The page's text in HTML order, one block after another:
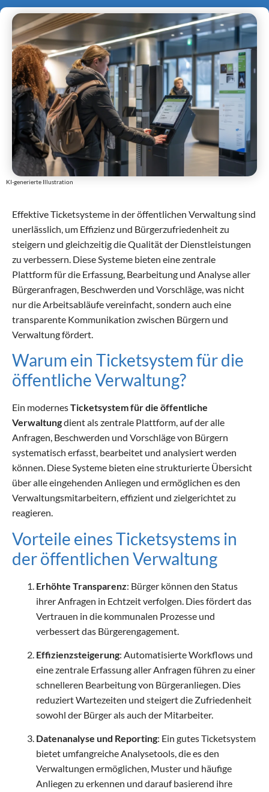
KI-generierte Illustration
Effektive Ticketsysteme in der öffentlichen Verwaltung sind
unerlässlich, um Effizienz und Bürgerzufriedenheit zu
steigern und gleichzeitig die Qualität der Dienstleistungen
zu verbessern. Diese Systeme bieten eine zentrale
Plattform für die Erfassung, Bearbeitung und Analyse aller
Bürgeranfragen, Beschwerden und Vorschläge, was nicht
nur die Arbeitsabläufe vereinfacht, sondern auch eine
transparente Kommunikation zwischen Bürgern und
Verwaltung fördert.
Warum ein Ticketsystem für die
öffentliche Verwaltung?
Ein modernesTicketsystem für die öffentliche
Verwaltungdient als zentrale Plattform, auf der alle
Anfragen, Beschwerden und Vorschläge von Bürgern
systematisch erfasst, bearbeitet und analysiert werden
können. Diese Systeme bieten eine strukturierte Übersicht
über alle eingehenden Anliegen und ermöglichen es den
Verwaltungsmitarbeitern, effizient und zielgerichtet zu
reagieren.
Vorteile eines Ticketsystems in
der öffentlichen Verwaltung
Erhöhte Transparenz: Bürger können den Status
ihrer Anfragen in Echtzeit verfolgen. Dies fördert das
Vertrauen in die kommunalen Prozesse und
verbessert das Bürgerengagement.
Effizienzsteigerung: Automatisierte Workflows und
eine zentrale Erfassung aller Anfragen führen zu einer
schnelleren Bearbeitung von Bürgeranliegen. Dies
reduziert Wartezeiten und steigert die Zufriedenheit
sowohl der Bürger als auch der Mitarbeiter.
Datenanalyse und Reporting: Ein gutes Ticketsystem
bietet umfangreiche Analysetools, die es den
Verwaltungen ermöglichen, Muster und häufige
Anliegen zu erkennen und darauf basierend ihre